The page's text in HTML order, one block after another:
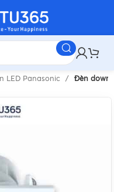
LED Panasonic Đèn